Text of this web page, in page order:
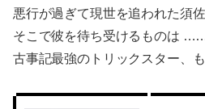
悪行が過ぎて現世を追われた須
そこで彼を待ち受けるものは ……
古事記最強のトリックスター、